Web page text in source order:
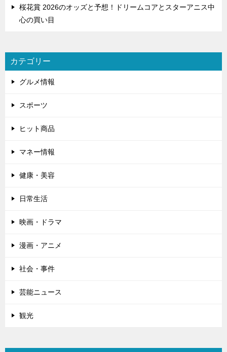
桜花賞 2026のオッズと予想！ドリームコアとスターアニス中
心の買い目
カテゴリー
グルメ情報
スポーツ
ヒット商品
マネー情報
健康・美容
日常生活
映画・ドラマ
漫画・アニメ
社会・事件
芸能ニュース
観光